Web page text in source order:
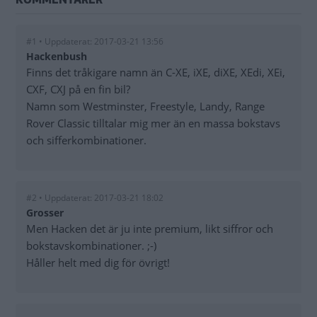
#1 • Uppdaterat: 2017-03-21 13:56
Hackenbush
Finns det tråkigare namn än C-XE, iXE, diXE, XEdi, XEi,
CXF, CXJ på en fin bil?
Namn som Westminster, Freestyle, Landy, Range
Rover Classic tilltalar mig mer än en massa bokstavs
och sifferkombinationer.
#2 • Uppdaterat: 2017-03-21 18:02
Grosser
Men Hacken det är ju inte premium, likt siffror och
bokstavskombinationer. ;-)
Håller helt med dig för övrigt!